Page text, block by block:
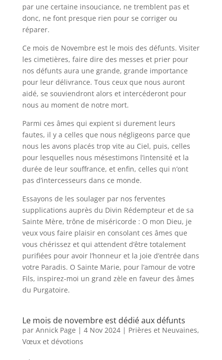
par une certaine insouciance, ne tremblent pas et
donc, ne font presque rien pour se corriger ou
réparer.
Ce mois de Novembre est le mois des défunts. Visiter
les cimetières, faire dire des messes et prier pour
nos défunts aura une grande, grande importance
pour leur délivrance. Tous ceux que nous auront
aidé, se souviendront alors et intercéderont pour
nous au moment de notre mort.
Parmi ces âmes qui expient si durement leurs
fautes, il y a celles que nous négligeons parce que
nous les avons placés trop vite au Ciel, puis, celles
pour lesquelles nous mésestimons l’intensité et la
durée de leur souffrance, et enfin, celles qui n’ont
pas d’intercesseurs dans ce monde.
Essayons de les soulager par nos ferventes
supplications auprès du Divin Rédempteur et de sa
Sainte Mère, trône de miséricorde : O mon Dieu, je
veux vous faire plaisir en consolant ces âmes que
vous chérissez et qui attendent d’être totalement
purifiées pour avoir l’honneur et la joie d’entrée dans
votre Paradis. O Sainte Marie, pour l’amour de votre
Fils, inspirez-moi un grand zèle en faveur des âmes
du Purgatoire.
Le mois de novembre est dédié aux défunts
par Annick Page | 4 Nov 2024| Prières et Neuvaines,
Vœux et dévotions